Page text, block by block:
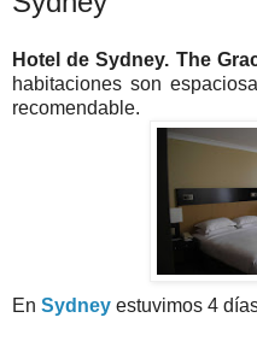
Hotel de Sydney. The
habitaciones son
recomendable.
En Sydney estuvimos 4